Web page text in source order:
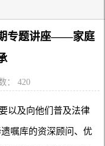
专题讲座——家庭
： 420
以及向他们普及法律
嘱库的资深顾问、优